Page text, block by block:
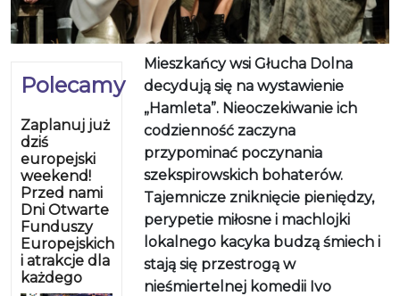
Polecamy
Zaplanuj już
dziś
europejski
weekend!
Przed nami
Dni Otwarte
Funduszy
Europejskich
i atrakcje dla
każdego
Mieszkańcy wsi Głucha Dolna
decydują się na wystawienie
„Hamleta”. Nieoczekiwanie ich
codzienność zaczyna
przypominać poczynania
szekspirowskich bohaterów.
Tajemnicze zniknięcie pieniędzy,
perypetie miłosne i machlojki
lokalnego kacyka budzą śmiech i
stają się przestrogą w
nieśmiertelnej komedii Ivo